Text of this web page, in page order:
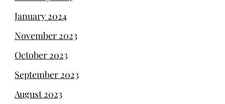
January 2024
November 2023
October 2023
September 2023
August 2023